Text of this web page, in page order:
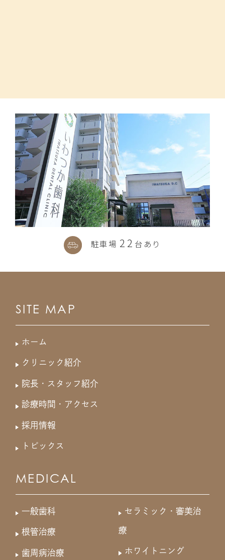
駐車場 22 台あり
SITE MAP
ホーム
クリニック紹介
院長・スタッフ紹介
診療時間・アクセス
採用情報
トピックス
MEDICAL
一般歯科
根管治療
歯周病治療
セラミック・審美治
療
ホワイトニング